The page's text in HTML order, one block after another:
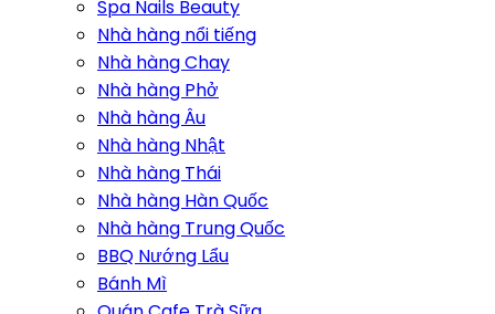
Spa Nails Beauty
Nhà hàng nổi tiếng
Nhà hàng Chay
Nhà hàng Phở
Nhà hàng Âu
Nhà hàng Nhật
Nhà hàng Thái
Nhà hàng Hàn Quốc
Nhà hàng Trung Quốc
BBQ Nướng Lẩu
Bánh Mì